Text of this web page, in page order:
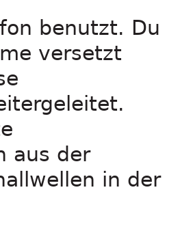
benutzt. Du
versetzt
aus der
in der